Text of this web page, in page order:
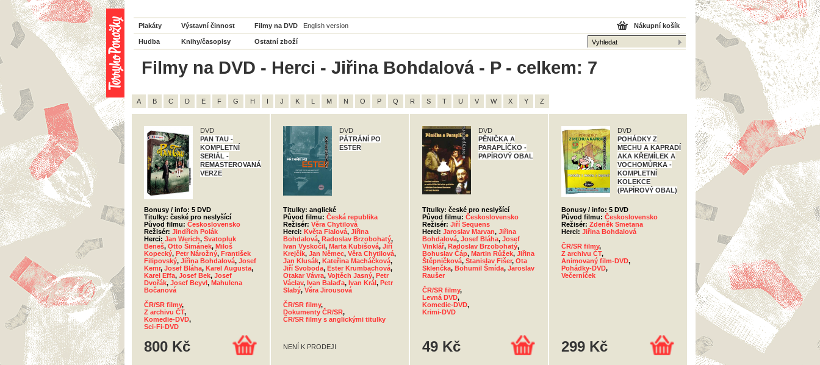
Plakáty Výstavní činnost Filmy na DVD English version
Hudba Knihy/časopisy Ostatní zboží
Nákupní košík
Filmy na DVD - Herci - Jiřina Bohdalová - P - celkem: 7
A B C D E F G H I J K L M N O P Q R S T U V W X Y Z
DVD
PAN TAU -
KOMPLETNÍ
SERIÁL -
REMASTEROVANÁ
VERZE
Bonusy / info: 5 DVD
Titulky: české pro neslyšící
Původ filmu: Československo
Režisér: Jindřich Polák
Herci: Jan Werich, Svatopluk
Beneš, Otto Šimánek, Miloš
Kopecký, Petr Nárožný, František
Filipovský, Jiřina Bohdalová, Josef
Kemr, Josef Bláha, Karel Augusta,
Karel Effa, Josef Bek, Josef
Dvořák, Josef Beyvl, Mahulena
Bočanová
ČR/SR filmy,
Z archivu ČT,
Komedie-DVD,
Sci-Fi-DVD
800 Kč
DVD
PÁTRÁNÍ PO
ESTER
Titulky: anglické
Původ filmu: Česká republika
Režisér: Věra Chytilová
Herci: Květa Fialová, Jiřina
Bohdalová, Radoslav Brzobohatý,
Ivan Vyskočil, Marta Kubišová, Jiří
Krejčík, Jan Němec, Věra Chytilová,
Jan Klusák, Kateřina Macháčková,
Jiří Svoboda, Ester Krumbachová,
Otakar Vávra, Vojtěch Jasný, Petr
Václav, Ivan Balaďa, Ivan Král, Petr
Slabý, Věra Jirousová
ČR/SR filmy,
Dokumenty ČR/SR,
ČR/SR filmy s anglickými titulky
NENÍ K PRODEJI
DVD
PĚNIČKA A
PARAPLÍČKO -
PAPÍROVÝ OBAL
Titulky: české pro neslyšící
Původ filmu: Československo
Režisér: Jiří Sequens
Herci: Jaroslav Marvan, Jiřina
Bohdalová, Josef Bláha, Josef
Vinklář, Radoslav Brzobohatý,
Bohuslav Čáp, Martin Růžek, Jiřina
Štěpničková, Stanislav Fišer, Ota
Sklenčka, Bohumil Šmída, Jaroslav
Raušer
ČR/SR filmy,
Levná DVD,
Komedie-DVD,
Krimi-DVD
49 Kč
DVD
POHÁDKY Z
MECHU A KAPRADÍ
AKA KŘEMÍLEK A
VOCHOMŮRKA -
KOMPLETNÍ
KOLEKCE
(PAPÍROVÝ OBAL)
Bonusy / info: 5 DVD
Původ filmu: Československo
Režisér: Zdeněk Smetana
Herci: Jiřina Bohdalová
ČR/SR filmy,
Z archivu ČT,
Animovaný film-DVD,
Pohádky-DVD,
Večerníček
299 Kč